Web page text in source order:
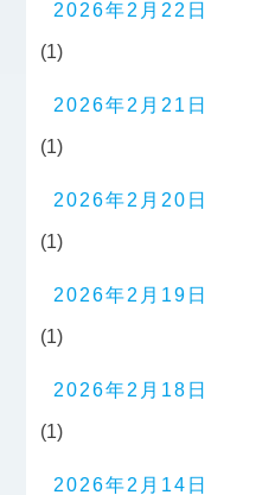
2026年2月22日
(1)
2026年2月21日
(1)
2026年2月20日
(1)
2026年2月19日
(1)
2026年2月18日
(1)
2026年2月14日